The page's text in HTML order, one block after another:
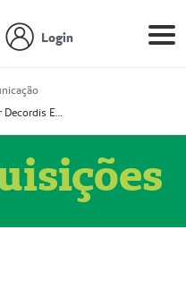
Login
Prestador Decordis Exames Cardiológicos LTDA (51004346-0)